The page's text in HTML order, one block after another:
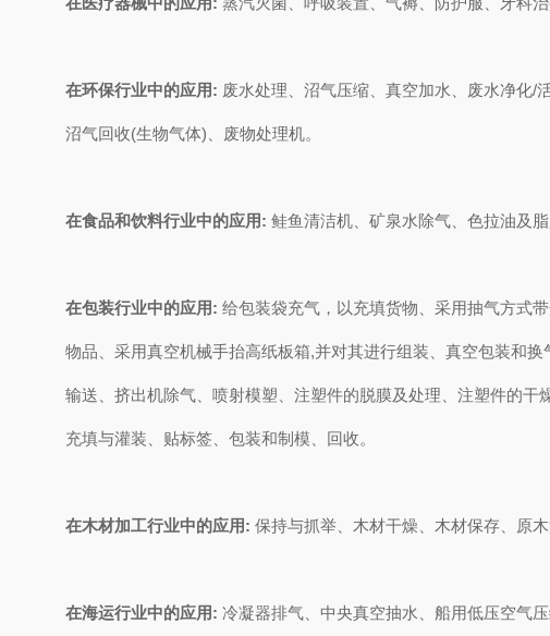
在环保行业中的应用: 废水处理、沼气压缩、真空加水、废水净化/
沼气回收(生物气体)、废物处理机。
在食品和饮料行业中的应用: 鲑鱼清洁机、矿泉水除气、色拉油及
在包装行业中的应用: 给包装袋充气，以充填货物、采用抽气方式
物品、采用真空机械手抬高纸板箱,并对其进行组装、真空包装和
输送、挤出机除气、喷射模塑、注塑件的脱膜及处理、注塑件的
充填与灌装、贴标签、包装和制模、回收。
在木材加工行业中的应用: 保持与抓举、木材干燥、木材保存、原
在海运行业中的应用: 冷凝器排气、中央真空抽水、船用低压空气